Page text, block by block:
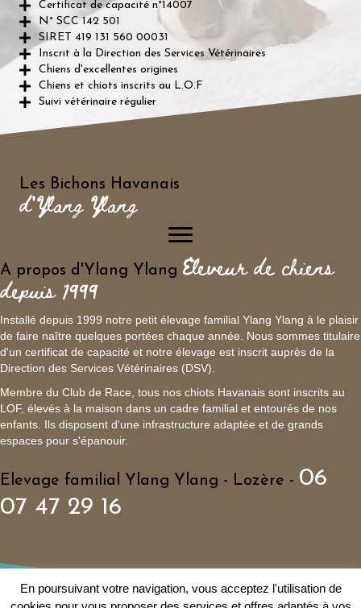
Certificat de capacité n°14007
N° SCC 142 501
SIRET 419 131 560 00031
Inscrit à la Direction des Services Vétérinaires
Chiens d'excellentes origines
Chiens et chiots inscrits au L.O.F
Suivi vétérinaire régulier
Les Bichons Havanais
d'Ylang Ylang
A propos d'Ylang Ylang Eleveur de chiens
depuis 1999
Installé depuis 1999 notre petit élevage familial Ylang Ylang à le plaisir
de faire naître quelques portées chaque année. Nous sommes titulaire
d'un certificat de capacité et notre élevage est inscrit auprès de la
Direction des Services Vétérinaires (DSV).
Membre du Club de Race, tous nos chiots Havanais sont inscrits au
LOF, élevés à la maison dans un cadre familial et entourés de nos
enfants. Ils disposent d'une infrastructure adaptée et de grands
espaces pour s'épanouir.
Elevage familial Ylang Ylang - Lozère - 06
07 47 29 16
En poursuivant votre navigation, vous acceptez l'utilisation de